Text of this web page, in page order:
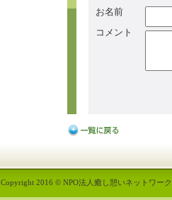
お名前
コメント
Copyright 2016 © NPO法人癒し憩いネットワー